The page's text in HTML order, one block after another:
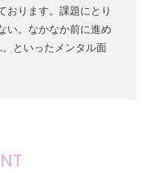
おります。課題にとり
い。なかなか前に進め
といったメンタル面